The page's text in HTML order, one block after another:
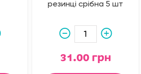
резинці срібна 5 шт
31.00 грн